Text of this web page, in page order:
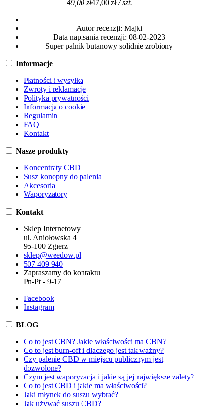
49,00 zł47,00 zł/ szt.
Autor recenzji: Majki
Data napisania recenzji:08-02-2023
Super palnik butanowy solidnie zrobiony
Informacje
Płatności i wysyłka
Zwroty i reklamacje
Polityka prywatności
Informacja o cookie
Regulamin
FAQ
Kontakt
Nasze produkty
Koncentraty CBD
Susz konopny do palenia
Akcesoria
Waporyzatory
Kontakt
Sklep Internetowy
ul. Aniołowska 4
95-100 Zgierz
sklep@weedow.pl
507 409 940
Zapraszamy do kontaktu
Pn-Pt - 9-17
Facebook
Instagram
BLOG
Co to jest CBN? Jakie właściwości ma CBN?
Co to jest burn-off i dlaczego jest tak ważny?
Czy palenie CBD w miejscu publicznym jest
dozwolone?
Czym jest waporyzacja i jakie są jej największe zalety?
Co to jest CBD i jakie ma właściwości?
Jaki młynek do suszu wybrać?
Jak używać suszu CBD?